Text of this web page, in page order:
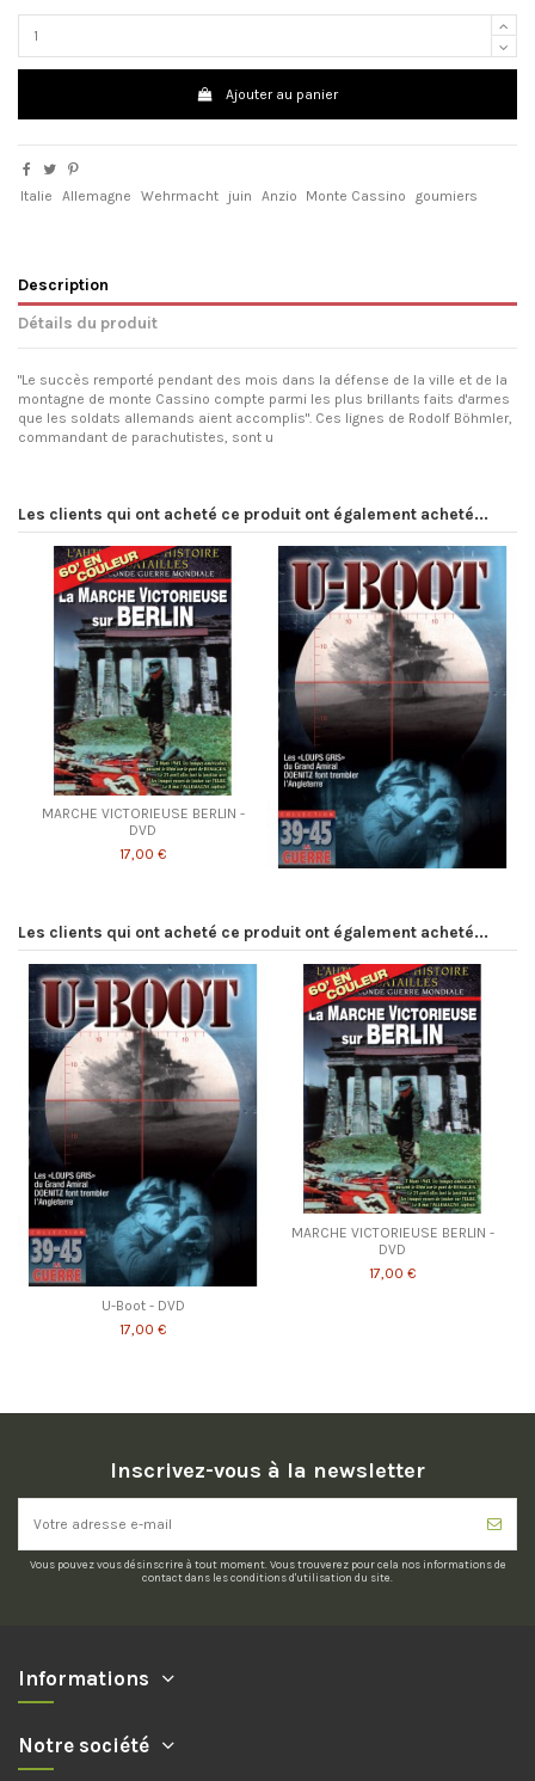
Ajouter au panier
Italie Allemagne Wehrmacht juin Anzio Monte Cassino goumiers
Description
Détails du produit
"Le succès remporté pendant des mois dans la défense de la ville et de la
montagne de monte Cassino compte parmi les plus brillants faits d'armes
que les soldats allemands aient accomplis". Ces lignes de Rodolf Böhmler,
commandant de parachutistes, sont u
Les clients qui ont acheté ce produit ont également acheté...
MARCHE VICTORIEUSE BERLIN -
DVD
17,00 €
Les clients qui ont acheté ce produit ont également acheté...
U-Boot - DVD
17,00 €
MARCHE VICTORIEUSE BERLIN -
DVD
17,00 €
Inscrivez-vous à la newsletter
Vous pouvez vous désinscrire à tout moment. Vous trouverez pour cela nos informations de
contact dans les conditions d'utilisation du site.
Informations
Notre société